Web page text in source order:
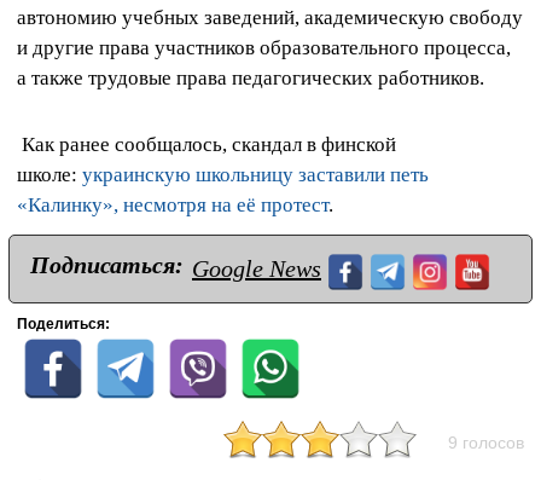
автономию учебных заведений, академическую свободу
и другие права участников образовательного процесса,
а также трудовые права педагогических работников.
Как ранее сообщалось, скандал в финской
школе: украинскую школьницу заставили петь
«Калинку», несмотря на её протест.
Подписаться: Google News
Поделиться:
9 голосов